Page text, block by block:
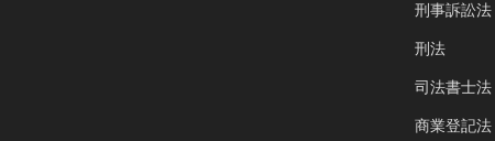
刑事訴訟法
刑法
司法書士法
商業登記法